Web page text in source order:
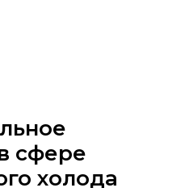
сфере
холода